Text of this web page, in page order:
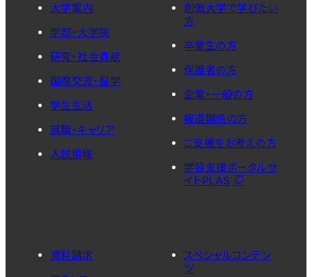
大学案内
学部・大学院
研究・社会貢献
国際交流・留学
学生生活
就職・キャリア
入試情報
創価大学で学びたい
方
卒業生の方
保護者の方
企業・一般の方
報道関係の方
ご支援をお考えの方
学習支援ポータルサ
イトPLAS
資料請求
スペシャルコンテン
ツ